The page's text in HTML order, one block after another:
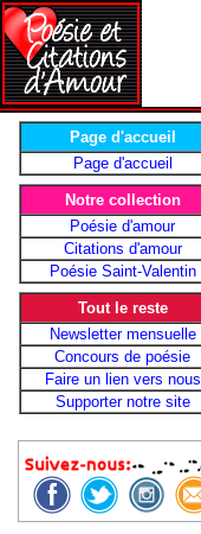
Page d'accueil
Page d'accueil
Notre collection
Poésie d'amour
Citations d'amour
Poésie Saint-Valentin
Tout le reste
Newsletter mensuelle
Concours de poésie
Faire un lien vers nous
Supporter notre site